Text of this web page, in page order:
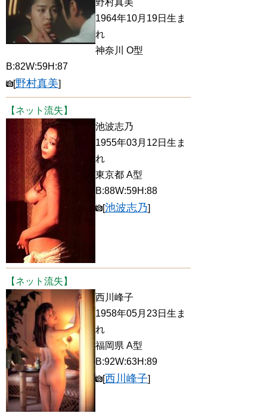
1964年10月19日生ま
れ
神奈川 O型
B:82W:59H:87
[野村真美]
【ネット流失】
池波志乃
1955年03月12日生ま
れ
東京都 A型
B:88W:59H:88
[池波志乃]
【ネット流失】
西川峰子
1958年05月23日生ま
れ
福岡県 A型
B:92W:63H:89
[西川峰子]